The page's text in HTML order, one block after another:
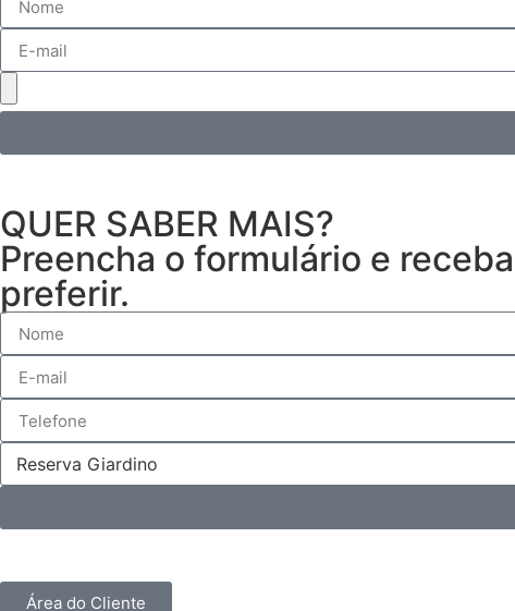
QUER SABER MAIS?
Preencha o formulário e
preferir.
Área do Cliente